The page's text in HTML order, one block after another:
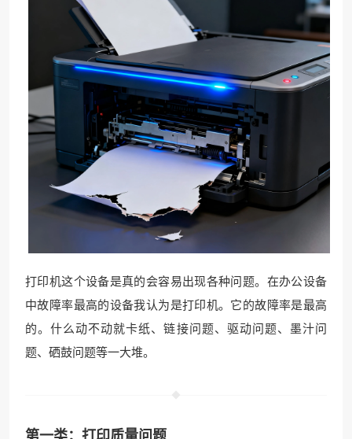
打印机这个设备是真的会容易出现各种问题。在办公设备
中故障率最高的设备我认为是打印机。它的故障率是最高
的。什么动不动就卡纸、链接问题、驱动问题、墨汁问
题、硒鼓问题等一大堆。
第一类：打印质量问题